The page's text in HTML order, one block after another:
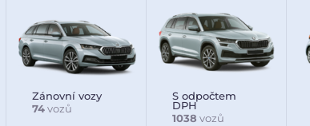
Zánovní vozy
74 vozů
S odpočtem
DPH
1038 vozů